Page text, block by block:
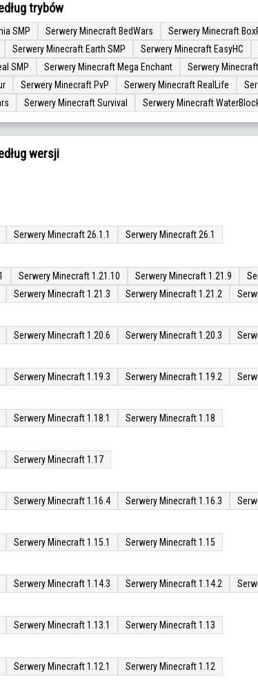
trybów
SMP Serwery Minecraft BedWars Serwery Minecraft
Serwery Minecraft Earth SMP Serwery Minecraft EasyHC
SMP
Serwery Minecraft Mega Enchant Serwery
Serwery Minecraft PvP Serwery Minecraft RealLife
Serwery Minecraft Survival Serwery Minecraft
wersji
Serwery Minecraft 26.1.1 Serwery Minecraft 26.1
Serwery Minecraft 1.21.10 Serwery Minecraft 1.21.9
Serwery Minecraft 1.21.3 Serwery Minecraft 1.21.2
Serwery Minecraft 1.20.6 Serwery Minecraft 1.20.3
Serwery Minecraft 1.19.3 Serwery Minecraft 1.19.2
Serwery Minecraft 1.18.1 Serwery Minecraft 1.18
Serwery Minecraft 1.17
Serwery Minecraft 1.16.4 Serwery Minecraft 1.16.3
Serwery Minecraft 1.15.1 Serwery Minecraft 1.15
Serwery Minecraft 1.14.3 Serwery Minecraft 1.14.2
Serwery Minecraft 1.13.1 Serwery Minecraft 1.13
Serwery Minecraft 1.12.1 Serwery Minecraft 1.12